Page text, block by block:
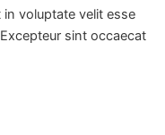
in voluptate velit esse
sint occaecat